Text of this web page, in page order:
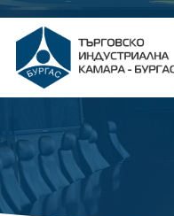
Skip
content